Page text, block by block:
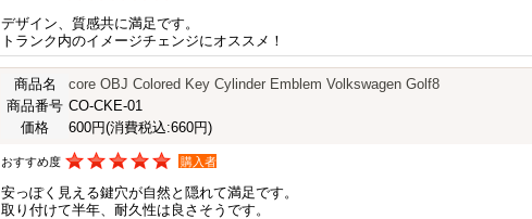
デザイン、質感共に満足です。
トランク内のイメージチェンジにオススメ！
商品名
core OBJ Colored Key Cylinder Emblem Volkswagen Golf8
商品番号 CO-CKE-01
価格
600円(消費税込:660円)
おすすめ度 購入者
安っぽく見える鍵穴が自然と隠れて満足です。
取り付けて半年、耐久性は良さそうです。